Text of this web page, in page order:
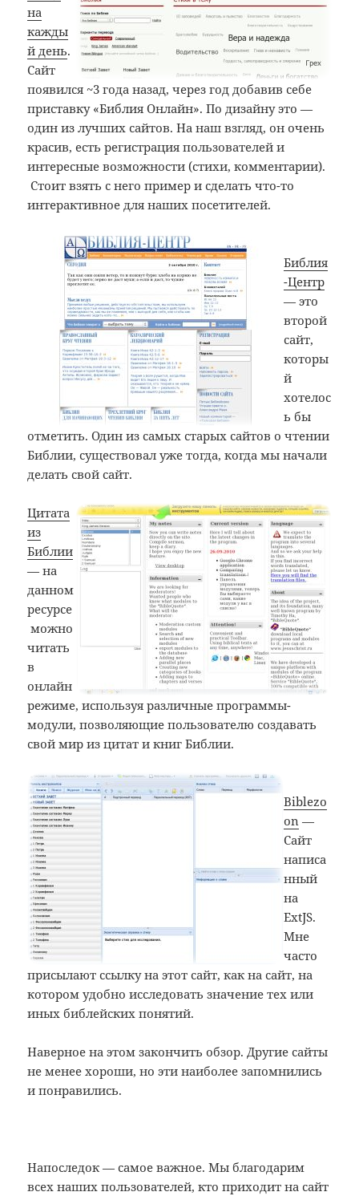
на
кажды
й день.
Сайт
появился ~3 года назад, через год добавив себе
приставку «Библия Онлайн». По дизайну это —
один из лучших сайтов. На наш взгляд, он очень
красив, есть регистрация пользователей и
интересные возможности (стихи, комментарии).
Стоит взять с него пример и сделать что-то
интерактивное для наших посетителей.
Библия
-Центр
— это
второй
сайт,
которы
й
хотелос
ь бы
отметить. Один из самых старых сайтов о чтении
Библии, существовал уже тогда, когда мы начали
делать свой сайт.
Цитата
из
Библии
— на
данном
ресурсе
можно
читать
в
онлайн
режиме, используя различные программы-
модули, позволяющие пользователю создавать
свой мир из цитат и книг Библии.
Biblezo
on —
Сайт
написа
нный
на
ExtJS.
Мне
часто
присылают ссылку на этот сайт, как на сайт, на
котором удобно исследовать значение тех или
иных библейских понятий.
Наверное на этом закончить обзор. Другие сайты
не менее хороши, но эти наиболее запомнились
и понравились.
Напоследок — самое важное. Мы благодарим
всех наших пользователей, кто приходит на сайт